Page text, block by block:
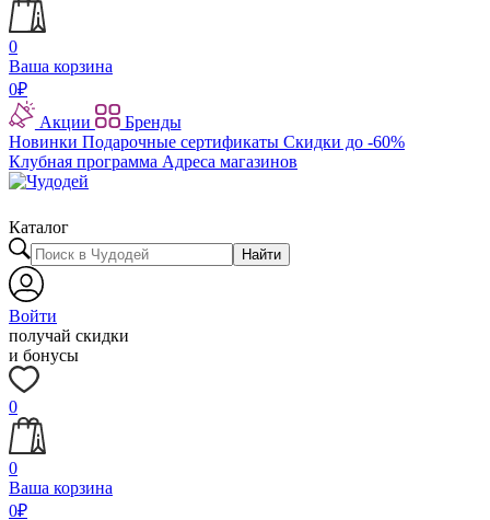
0
Ваша корзина
0₽
Акции
Бренды
Новинки Подарочные сертификаты Скидки до -60%
Клубная программа Адреса магазинов
Каталог
Найти
Войти
получай скидки
и бонусы
0
0
Ваша корзина
0₽